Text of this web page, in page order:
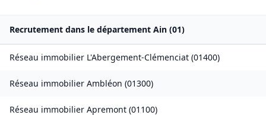
Recrutement dans le département Ain (01)
Réseau immobilier L'Abergement-Clémenciat (01400)
Réseau immobilier Ambléon (01300)
Réseau immobilier Apremont (01100)